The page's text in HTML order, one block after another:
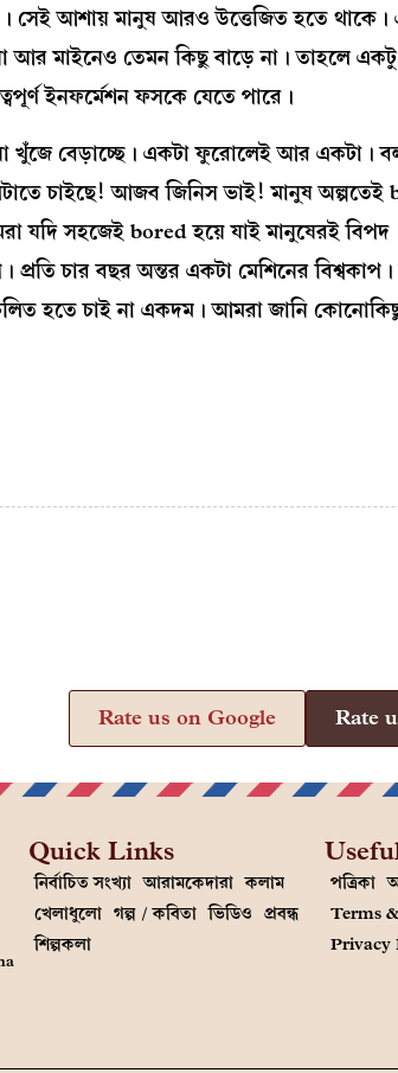
সেই আশায় মানুষ আরও উত্তেজিত হতে থাকে।
মাইনেও তেমন কিছু বাড়ে না। তাহলে
ইনফর্মেশন ফসকে যেতে পারে।
খুঁজে বেড়াচ্ছে। একটা ফুরোলেই আর একটা।
চাইছে! আজব জিনিস ভাই! মানুষ
সহজেই bored হয়ে যাই মানুষেরই বিপদ।
প্রতি চার বছর অন্তর একটা মেশিনের
হতে চাই না একদম। আমরা জানি
Rate us on Google Rate
Quick Links
নির্বাচিত সংখ্যা আরামকেদারা কলাম
খেলাধুলো গল্প / কবিতা ভিডিও প্রবন্ধ
শিল্পকলা
পত্রিকা
Terms
Privacy